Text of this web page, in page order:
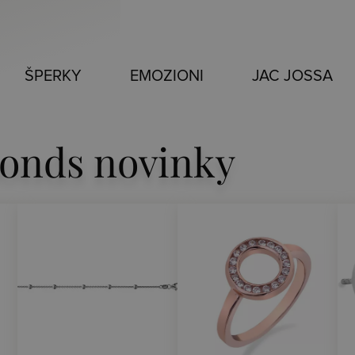
ŠPERKY EMOZIONI JAC JOSSA
novinky